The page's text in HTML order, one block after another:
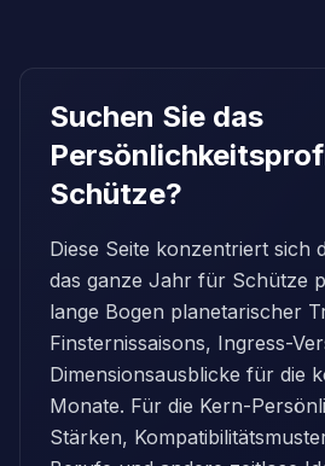
Suchen Sie das
Schütze?
Diese Seite konzentriert sich
das ganze Jahr für Schütze
lange Bogen planetarischer
Finsternissaisons, Ingress-
Dimensionsausblicke für die
Monate. Für die Kern-
Stärken,